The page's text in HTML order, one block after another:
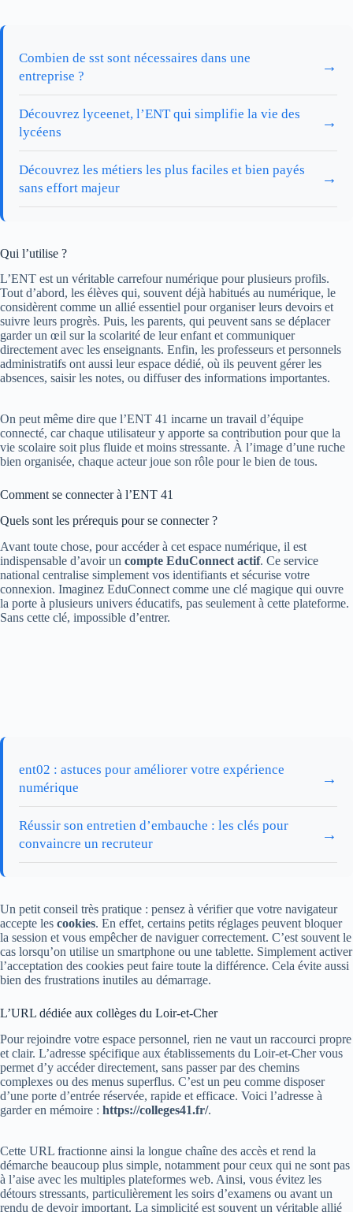
Combien de sst sont nécessaires dans une
entreprise ?
→
Découvrez lyceenet, l’ENT qui simplifie la vie des
lycéens
→
Découvrez les métiers les plus faciles et bien payés
sans effort majeur
→
Qui l’utilise ?
L’ENT est un véritable carrefour numérique pour plusieurs profils.
Tout d’abord, les élèves qui, souvent déjà habitués au numérique, le
considèrent comme un allié essentiel pour organiser leurs devoirs et
suivre leurs progrès. Puis, les parents, qui peuvent sans se déplacer
garder un œil sur la scolarité de leur enfant et communiquer
directement avec les enseignants. Enfin, les professeurs et personnels
administratifs ont aussi leur espace dédié, où ils peuvent gérer les
absences, saisir les notes, ou diffuser des informations importantes.
On peut même dire que l’ENT 41 incarne un travail d’équipe
connecté, car chaque utilisateur y apporte sa contribution pour que la
vie scolaire soit plus fluide et moins stressante. À l’image d’une ruche
bien organisée, chaque acteur joue son rôle pour le bien de tous.
Comment se connecter à l’ENT 41
Quels sont les prérequis pour se connecter ?
Avant toute chose, pour accéder à cet espace numérique, il est
indispensable d’avoir un compte EduConnect actif. Ce service
national centralise simplement vos identifiants et sécurise votre
connexion. Imaginez EduConnect comme une clé magique qui ouvre
la porte à plusieurs univers éducatifs, pas seulement à cette plateforme.
Sans cette clé, impossible d’entrer.
ent02 : astuces pour améliorer votre expérience
numérique
→
Réussir son entretien d’embauche : les clés pour
convaincre un recruteur
→
Un petit conseil très pratique : pensez à vérifier que votre navigateur
accepte les cookies. En effet, certains petits réglages peuvent bloquer
la session et vous empêcher de naviguer correctement. C’est souvent le
cas lorsqu’on utilise un smartphone ou une tablette. Simplement activer
l’acceptation des cookies peut faire toute la différence. Cela évite aussi
bien des frustrations inutiles au démarrage.
L’URL dédiée aux collèges du Loir-et-Cher
Pour rejoindre votre espace personnel, rien ne vaut un raccourci propre
et clair. L’adresse spécifique aux établissements du Loir-et-Cher vous
permet d’y accéder directement, sans passer par des chemins
complexes ou des menus superflus. C’est un peu comme disposer
d’une porte d’entrée réservée, rapide et efficace. Voici l’adresse à
garder en mémoire : https://colleges41.fr/.
Cette URL fractionne ainsi la longue chaîne des accès et rend la
démarche beaucoup plus simple, notamment pour ceux qui ne sont pas
à l’aise avec les multiples plateformes web. Ainsi, vous évitez les
détours stressants, particulièrement les soirs d’examens ou avant un
rendu de devoir important. La simplicité est souvent un véritable allié